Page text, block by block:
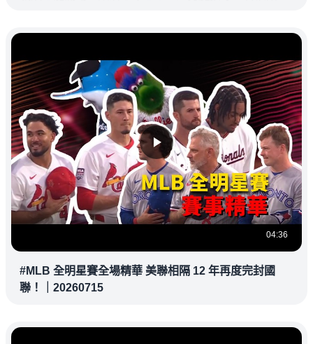
04:36
#MLB 全明星賽全場精華 美聯相隔 12 年再度完封國
聯！｜20260715